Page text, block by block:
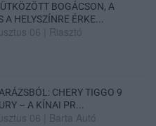
BOGÁCSON, A
A HELYSZÍNRE ÉRKE...
06 Riasztó
CHERY TIGGO 9
– A KÍNAI PR...
06 Barta Autó